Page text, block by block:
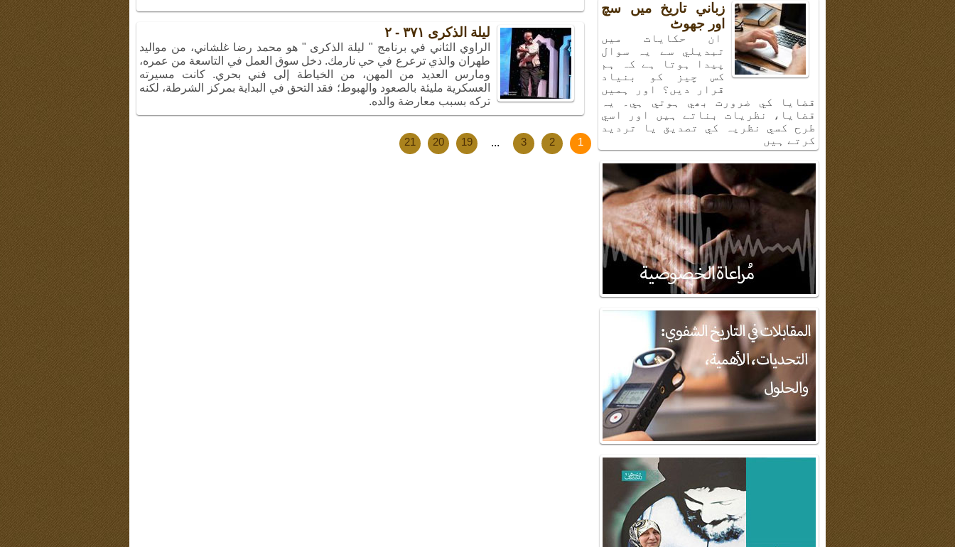
ليلة الذكرى ٣٧١ - ٢
الراوي الثاني في برنامج " ليلة الذكرى " هو محمد رضا غلشاني، من مواليد
طهران والذي ترعرع في حي نارمك. دخل سوق العمل في التاسعة من عمره،
ومارس العديد من المهن، من الخياطة إلى فني بحري. كانت مسيرته
العسكرية مليئة بالصعود والهبوط؛ فقد التحق في البداية بمركز الشرطة، لكنه
تركه بسبب معارضة والده.
1
2
3
...
19
20
21
زباني تاريخ ميں سچ
اور جھوٹ
ان حكايات ميں
تبديلي سے يہ سوال
پيدا ہوتا ہے كہ ہم
كس چيز كو بنياد
قرار ديں؟ اور ہميں
قضايا كي ضرورت بھي ہوتي ہي۔ يہ
قضايا، نظريات بناتے ہيں اور اسي
طرح كسي نظريہ كي تصديق يا ترديد
كرتے ہيں